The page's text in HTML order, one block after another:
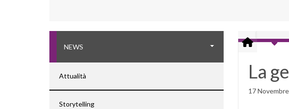
NEWS
Attualità
Storytelling
La
17